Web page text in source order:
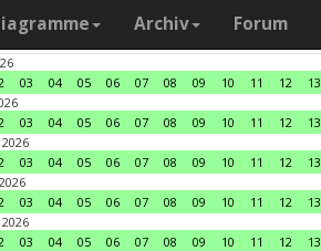
Archiv Forum
03 04 05 06 07 08 09 10 11 12 13
03 04 05 06 07 08 09 10 11 12 13
03 04 05 06 07 08 09 10 11 12 13
03 04 05 06 07 08 09 10 11 12 13
03 04 05 06 07 08 09 10 11 12 13